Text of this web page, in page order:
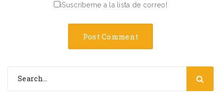
¡Suscríbeme a la lista de correo!